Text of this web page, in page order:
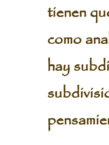
tienen
como
hay